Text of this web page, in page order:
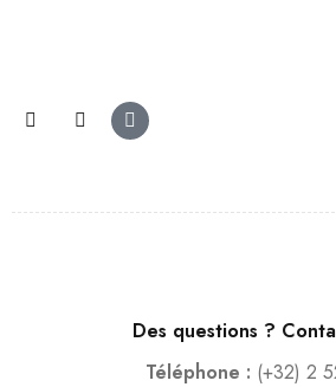
Des questions ?
Téléphone : (+32) 2